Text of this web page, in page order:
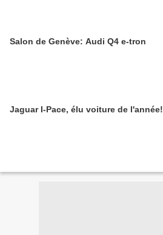
Salon de Genève: Audi Q4 e-tron
Jaguar I-Pace, élu voiture de l'année!